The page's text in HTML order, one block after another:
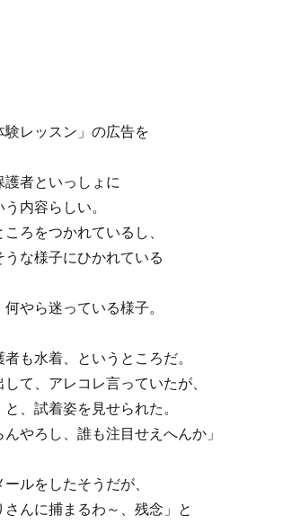
レッスン」の広告を
者といっしょに
内容らしい。
ろをつかれているし、
な様子にひかれている
やら迷っている様子。
も水着、というところだ。
て、アレコレ言っていたが、
、試着姿を見せられた。
やろし、誰も注目せえへんか」
ルをしたそうだが、
さんに捕まるわ～、残念」と